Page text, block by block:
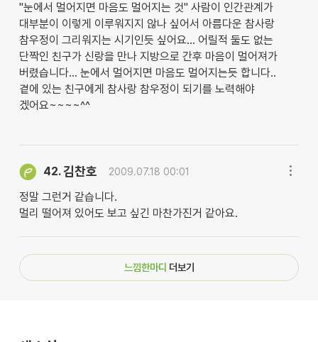
"눈에서 멀어지면 마음도 멀어지는 것" 사람이 인간관계가
대부분이 이렇게 이루워지지 않나 싶어서 아름다운 참사랑
참우정이 그리워지는 시기인듯 싶어요... 어릴적 둘도 없는
단짝인 친구가 신랑을 만나 지방으로 간후 마음이 멀어져가
버렸습니다... 눈에서 멀어지면 마음도 멀어지는듯 합니다..
곁에 있는 친구에게 참사랑 참우정이 되기를 노력해야
겠어요~~~~^^
42.김찬호 2009.07.18 00:01
정말 그런거 같습니다.
멀리 떨어져 있어도 보고 싶긴 마찬가진거 같아요.
느낌한마디 더보기